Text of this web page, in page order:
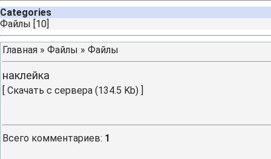
Categories
Файлы [10]
Главная » Файлы » Файлы
наклейка
[ Скачать с сервера (134.5 Kb) ]
Всего комментариев: 1